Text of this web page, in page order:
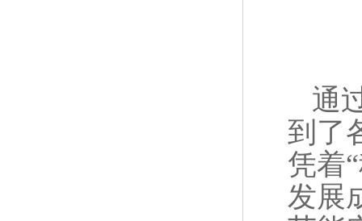
通
到了
凭着
发展